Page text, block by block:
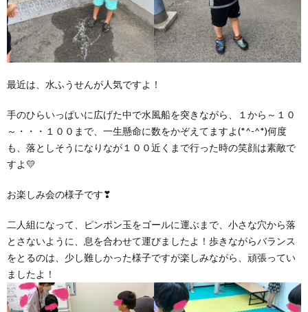
最近は、水ふうせんが人気ですよ！
手のひらいっぱいに広げた中で水風船を突きながら、１から～１０
～・・・１００まで、一生懸命に数をかぞえてますよ(*^-^*)何度
も、落としそうになりなが１００近くまで行った時の笑顔は素敵で
すよ💛
お楽しみ会の様子です❣
二人組になって、ピンポン玉をゴールに運ぶまで、小さな穴から落
とさないように、息を合わせて運びましたよ！歩きながらバランス
をとるのは、少し難しかった様子ですが楽しみながら、頑張ってい
ましたよ！